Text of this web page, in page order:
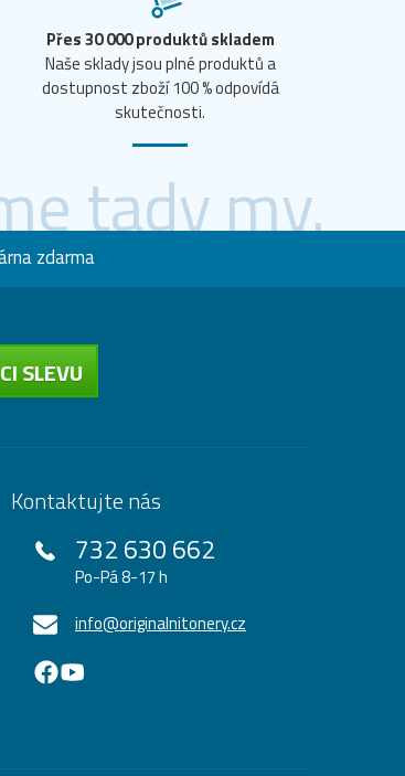
Přes 30 000 produktů skladem
Naše sklady jsou plné produktů a
dostupnost zboží 100 % odpovídá
skutečnosti.
tady my.
zdarma
SLEVU
Kontaktujte nás
732 630 662
Po-Pá 8-17 h
info@originalnitonery.cz